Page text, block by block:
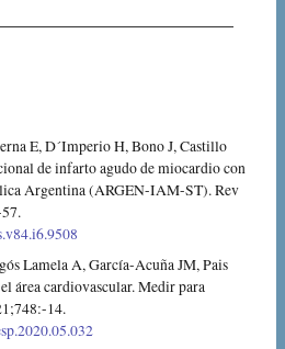
E, D´Imperio H, Bono J, Castillo
de infarto agudo de miocardio con
Argentina (ARGEN-IAM-ST). Rev
Lamela A, García-Acuña JM, Pais
área cardiovascular. Medir para
14.